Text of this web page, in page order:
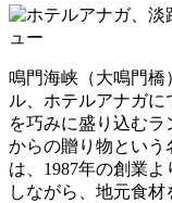
鳴門海峡（大鳴門橋
ル、ホテルアナガ
を巧みに盛り込む
からの贈り物という
は、1987年の創業
しながら、地元食